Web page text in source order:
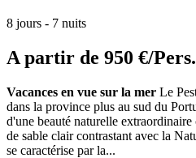
8 jours - 7 nuits
A partir de 950 €/Pers.
Vacances en vue sur la mer Le
dans la province plus au sud du
d'une beauté naturelle extraordinaire
de sable clair contrastant avec la
se caractérise par la...